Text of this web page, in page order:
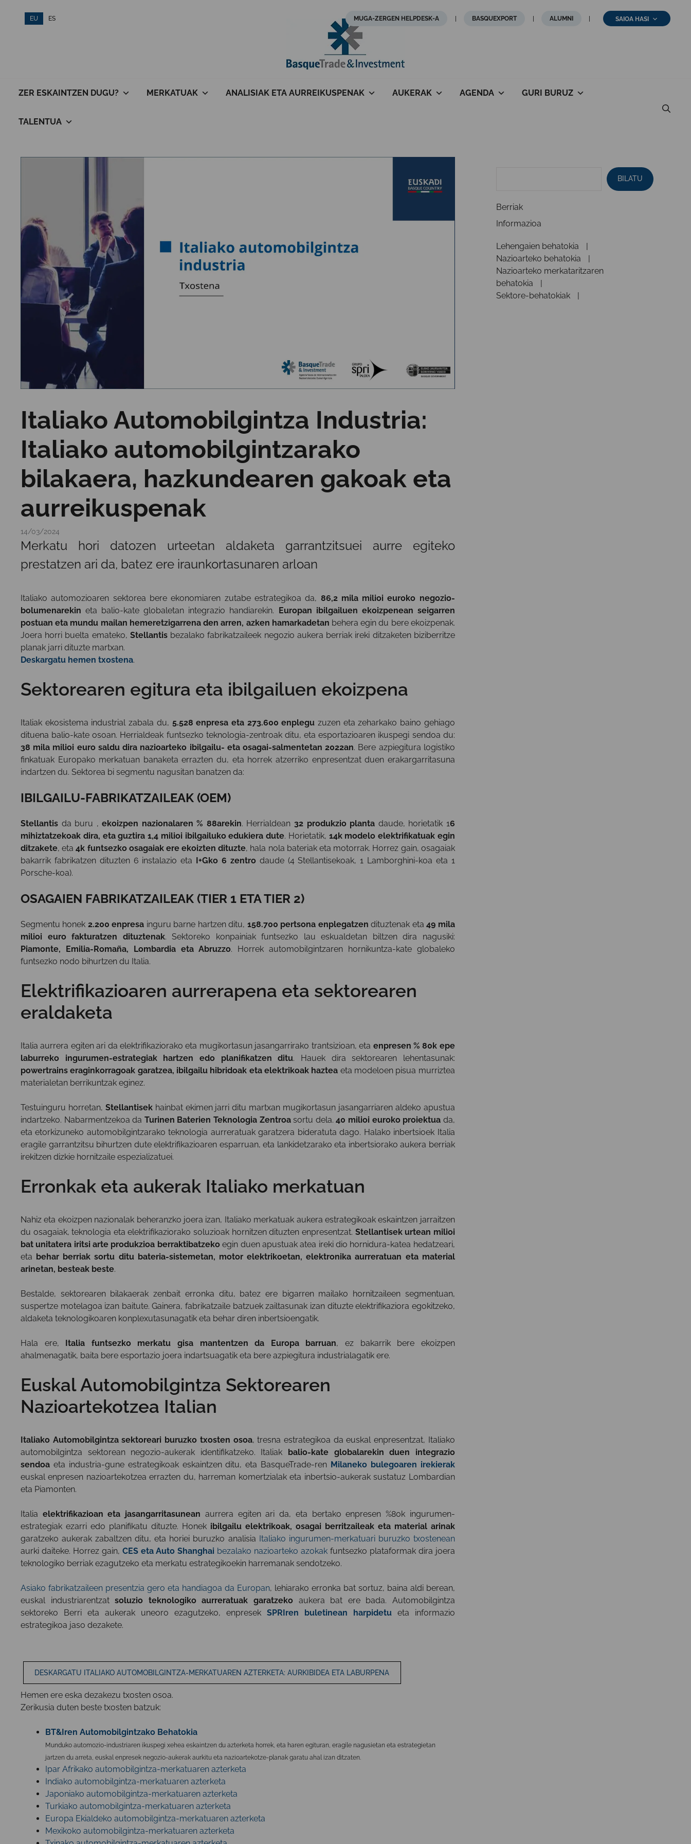
EU ES MUGA-ZERGEN HELPDESK-A BASQUEXPORT ALUMNI SAIOA HASI
ZER ESKAINTZEN DUGU? MERKATUAK ANALISIAK ETA AURREIKUSPENAK AUKERAK AGENDA GURI BURUZ
TALENTUA
Italiako Automobilgintza Industria:
Italiako automobilgintzarako
bilakaera, hazkundearen gakoak eta
aurreikuspenak
14/03/2024
Merkatu hori datozen urteetan aldaketa garrantzitsuei aurre egiteko
prestatzen ari da, batez ere iraunkortasunaren arloan
Italiako automozioaren sektorea bere ekonomiaren zutabe estrategikoa da, 86,2 mila milioi euroko negozio-
bolumenarekin eta balio-kate globaletan integrazio handiarekin. Europan ibilgailuen ekoizpenean seigarren
postuan eta mundu mailan hemeretzigarrena den arren, azken hamarkadetan behera egin du bere ekoizpenak.
Joera horri buelta emateko, Stellantisbezalako fabrikatzaileek negozio aukera berriak ireki ditzaketen biziberritze
planak jarri dituzte martxan.
Deskargatu hemen txostena.
Sektorearen egitura eta ibilgailuen ekoizpena
Italiak ekosistema industrial zabala du, 5.528 enpresa eta 273.600 enplegu zuzen eta zeharkako baino gehiago
dituena balio-kate osoan. Herrialdeak funtsezko teknologia-zentroak ditu, eta esportazioaren ikuspegi sendoa du:
38 mila milioi euro saldu dira nazioarteko ibilgailu- eta osagai-salmentetan 2022an. Bere azpiegitura logistiko
finkatuak Europako merkatuan banaketa errazten du, eta horrek atzerriko enpresentzat duen erakargarritasuna
indartzen du. Sektorea bi segmentu nagusitan banatzen da:
IBILGAILU-FABRIKATZAILEAK (OEM)
Stellantis da buru ,ekoizpen nazionalaren % 88arekin. Herrialdean 32 produkzio planta daude, horietatik 16
mihiztatzekoak dira, eta guztira 1,4 milioi ibilgailuko edukiera dute. Horietatik, 14k modelo elektrifikatuak egin
ditzakete, eta4k funtsezko osagaiak ere ekoizten dituzte, hala nola bateriak eta motorrak. Horrez gain, osagaiak
bakarrik fabrikatzen dituzten 6 instalazio eta I+Gko 6 zentrodaude (4 Stellantisekoak, 1 Lamborghini-koa eta 1
Porsche-koa).
OSAGAIEN FABRIKATZAILEAK (TIER 1 ETA TIER 2)
Segmentu honek 2.200 enpresa inguru barne hartzen ditu, 158.700 pertsona enplegatzen dituztenak eta49 mila
milioi euro fakturatzen dituztenak. Sektoreko konpainiak funtsezko lau eskualdetan biltzen dira nagusiki:
Piamonte, Emilia-Romaña, Lombardia eta Abruzzo. Horrek automobilgintzaren hornikuntza-kate globaleko
funtsezko nodo bihurtzen du Italia.
Elektrifikazioaren aurrerapena eta sektorearen
eraldaketa
Italia aurrera egiten ari da elektrifikaziorako eta mugikortasun jasangarrirako trantsizioan, eta enpresen % 80k epe
laburreko ingurumen-estrategiak hartzen edo planifikatzen ditu. Hauek dira sektorearen lehentasunak:
powertrains eraginkorragoak garatzea, ibilgailu hibridoak eta elektrikoak haztea eta modeloen pisua murriztea
materialetan berrikuntzak eginez.
Testuinguru horretan, Stellantisekhainbat ekimen jarri ditu martxan mugikortasun jasangarriaren aldeko apustua
indartzeko. Nabarmentzekoa da Turinen Baterien Teknologia Zentroasortu dela.40 milioi euroko proiektua da,
eta etorkizuneko automobilgintzarako teknologia aurreratuak garatzera bideratuta dago. Halako inbertsioek Italia
eragile garrantzitsu bihurtzen dute elektrifikazioaren esparruan, eta lankidetzarako eta inbertsiorako aukera berriak
irekitzen dizkie hornitzaile espezializatuei.
Erronkak eta aukerak Italiako merkatuan
Nahiz eta ekoizpen nazionalak beheranzko joera izan, Italiako merkatuak aukera estrategikoak eskaintzen jarraitzen
du osagaiak, teknologia eta elektrifikaziorako soluzioak hornitzen dituzten enpresentzat. Stellantisek urtean milioi
bat unitatera iritsi arte produkzioa berraktibatzekoegin duen apustuak atea ireki dio hornidura-katea hedatzeari,
eta behar berriak sortu ditu bateria-sistemetan, motor elektrikoetan, elektronika aurreratuan eta material
arinetan, besteak beste.
Bestalde, sektorearen bilakaerak zenbait erronka ditu, batez ere bigarren mailako hornitzaileen segmentuan,
suspertze motelagoa izan baitute. Gainera, fabrikatzaile batzuek zailtasunak izan dituzte elektrifikaziora egokitzeko,
aldaketa teknologikoaren konplexutasunagatik eta behar diren inbertsioengatik.
Hala ere, Italia funtsezko merkatu gisa mantentzen da Europa barruan, ez bakarrik bere ekoizpen
ahalmenagatik, baita bere esportazio joera indartsuagatik eta bere azpiegitura industrialagatik ere.
Euskal Automobilgintza Sektorearen
Nazioartekotzea Italian
Italiako Automobilgintza sektoreari buruzko txosten osoa, tresna estrategikoa da euskal enpresentzat, Italiako
automobilgintza sektorean negozio-aukerak identifikatzeko. Italiak balio-kate globalarekin duen integrazio
sendoa eta industria-gune estrategikoak eskaintzen ditu, eta BasqueTrade-ren Milaneko bulegoaren irekierak
euskal enpresen nazioartekotzea errazten du, harreman komertzialak eta inbertsio-aukerak sustatuz Lombardian
eta Piamonten.
Italia elektrifikazioan eta jasangarritasunean aurrera egiten ari da, eta bertako enpresen %80k ingurumen-
estrategiak ezarri edo planifikatu dituzte. Honek ibilgailu elektrikoak, osagai berritzaileak eta material arinak
garatzeko aukerak zabaltzen ditu, eta horiei buruzko analisia Italiako ingurumen-merkatuari buruzko txostenean
aurki daiteke. Horrez gain, CES eta Auto Shanghai bezalako nazioarteko azokak funtsezko plataformak dira joera
teknologiko berriak ezagutzeko eta merkatu estrategikoekin harremanak sendotzeko.
Asiako fabrikatzaileen presentzia gero eta handiagoa da Europan, lehiarako erronka bat sortuz, baina aldi berean,
euskal industriarentzatsoluzio teknologiko aurreratuak garatzekoaukera bat ere bada. Automobilgintza
sektoreko Berri eta aukerak uneoro ezagutzeko, enpresek SPRIren buletinean harpidetueta informazio
estrategikoa jaso dezakete.
DESKARGATU ITALIAKO AUTOMOBILGINTZA-MERKATUAREN AZTERKETA: AURKIBIDEA ETA LABURPENA
Hemen ere eska dezakezu txosten osoa.
Zerikusia duten beste txosten batzuk:
BT&Iren Automobilgintzako Behatokia
Munduko automozio-industriaren ikuspegi xehea eskaintzen du azterketa horrek, eta haren egituran, eragile nagusietan eta estrategietan
jartzen du arreta, euskal enpresek negozio-aukerak aurkitu eta nazioartekotze-planak garatu ahal izan ditzaten.
Ipar Afrikako automobilgintza-merkatuaren azterketa
Indiako automobilgintza-merkatuaren azterketa
Japoniako automobilgintza-merkatuaren azterketa
Turkiako automobilgintza-merkatuaren azterketa
Europa Ekialdeko automobilgintza-merkatuaren azterketa
Mexikoko automobilgintza-merkatuaren azterketa
BILATU
Berriak
Informazioa
Lehengaien behatokia
Nazioarteko behatokia
Nazioarteko merkataritzaren
behatokia
Sektore-behatokiak